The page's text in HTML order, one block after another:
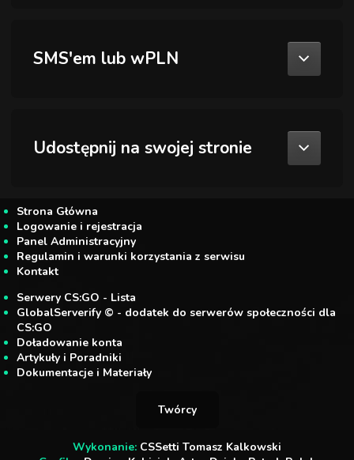
SMS'em lub wPLN
Udostępnij na swojej stronie
Strona Główna
Logowanie i rejestracja
Panel Administracyjny
Regulamin i warunki korzystania z serwisu
Kontakt
Serwery CS:GO - Lista
GlobalServerify © - dodatek do serwerów społeczności dla
CS:GO
Doładowanie konta
Artykuły i Poradniki
Dokumentacje i Materiały
Twórcy
Wykonanie: CSSetti Tomasz Kalkowski